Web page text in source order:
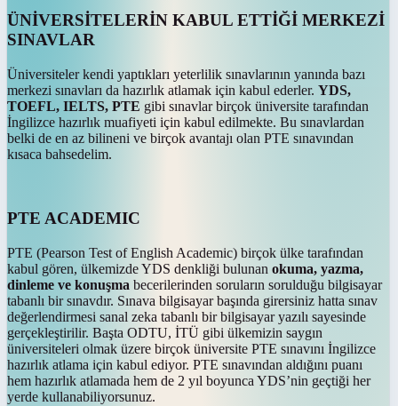
ÜNİVERSİTELERİN KABUL ETTİĞİ MERKEZİ
SINAVLAR
Üniversiteler kendi yaptıkları yeterlilik sınavlarının yanında bazı
merkezi sınavları da hazırlık atlamak için kabul ederler. YDS,
TOEFL, IELTS, PTE gibi sınavlar birçok üniversite tarafından
İngilizce hazırlık muafiyeti için kabul edilmekte. Bu sınavlardan
belki de en az bilineni ve birçok avantajı olan PTE sınavından
kısaca bahsedelim.
PTE ACADEMIC
PTE (Pearson Test of English Academic) birçok ülke tarafından
kabul gören, ülkemizde YDS denkliği bulunan okuma, yazma,
dinleme ve konuşma becerilerinden soruların sorulduğu bilgisayar
tabanlı bir sınavdır. Sınava bilgisayar başında girersiniz hatta sınav
değerlendirmesi sanal zeka tabanlı bir bilgisayar yazılı sayesinde
gerçekleştirilir. Başta ODTU, İTÜ gibi ülkemizin saygın
üniversiteleri olmak üzere birçok üniversite PTE sınavını İngilizce
hazırlık atlama için kabul ediyor. PTE sınavından aldığını puanı
hem hazırlık atlamada hem de 2 yıl boyunca YDS’nin geçtiği her
yerde kullanabiliyorsunuz.